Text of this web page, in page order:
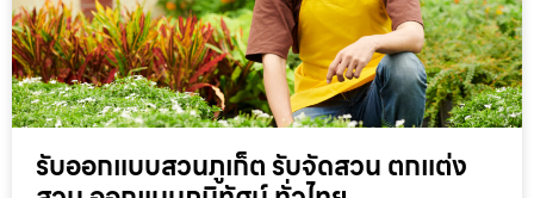
รับออกแบบสวนภูเก็ต รับจัดสวน ตกแต่ง